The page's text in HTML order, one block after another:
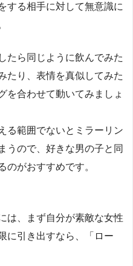
する相手に対して無意識に
たら同じように飲んでみた
たり、表情を真似してみた
を合わせて動いてみましょ
る範囲でないとミラーリン
うので、好きな男の子と同
のがおすすめです。
は、まず自分が素敵な女性
に引き出すなら、「ロー